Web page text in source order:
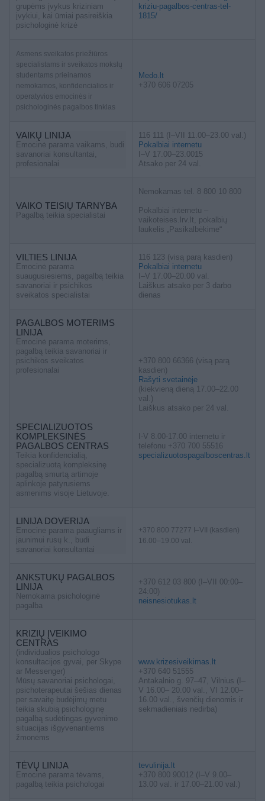
grupėms įvykus kriziniam
įvykiui, kai ūmiai pasireiškia
psichologinė krizė
kriziu-pagalbos-centras-tel-
1815/
Asmens sveikatos priežiūros
specialistams ir sveikatos mokslų
studentams prieinamos
nemokamos, konfidencialios ir
operatyvios emocinės ir
psichologinės pagalbos tinklas
Medo.lt
+370 606 07205
VAIKŲ LINIJA
Emocinė parama vaikams, budi
savanoriai konsultantai,
profesionalai
116 111 (I–VII 11.00–23.00 val.)
Pokalbiai internetu
I–V 17.00–23.0015
Atsako per 24 val.
VAIKO TEISIŲ TARNYBA
Pagalbą teikia specialistai
Nemokamas tel. 8 800 10 800
Pokalbiai internetu –
vaikoteises.lrv.lt, pokalbių
laukelis „Pasikalbėkime“
VILTIES LINIJA
Emocinė parama
suaugusiesiems, pagalbą teikia
savanoriai ir psichikos
sveikatos specialistai
116 123 (visą parą kasdien)
Pokalbiai internetu
I–V 17.00–20.00 val.
Laiškus atsako per 3 darbo
dienas
PAGALBOS MOTERIMS
LINIJA
Emocinė parama moterims,
pagalbą teikia savanoriai ir
psichikos sveikatos
profesionalai
SPECIALIZUOTOS
KOMPLEKSINĖS
PAGALBOS CENTRAS
Teikia konfidencialią,
specializuotą kompleksinę
pagalbą smurtą artimoje
aplinkoje patyrusiems
asmenims visoje Lietuvoje.
+370 800 66366 (visą parą
kasdien)
Rašyti svetainėje
(kiekvieną dieną 17.00–22.00
val.)
Laiškus atsako per 24 val.
I-V 8.00-17.00 internetu ir
telefonu +370 700 55516
specializuotospagalboscentras.lt
LINIJA DOVERIJA
Emocinė parama paaugliams ir
jaunimui rusų k., budi
savanoriai konsultantai
+370 800 77277 I–VII (kasdien)
16.00–19.00 val.
ANKSTUKŲ PAGALBOS
LINIJA
Nemokama psichologinė
pagalba
+370 612 03 800 (I–VII 00:00–
24:00)
neisnesiotukas.lt
KRIZIŲ ĮVEIKIMO
CENTRAS
(individualios psichologo
konsultacijos gyvai, per Skype
ar Messenger)
Mūsų savanoriai psichologai,
psichoterapeutai šešias dienas
per savaitę budėjimų metu
teikia skubią psichologinę
pagalbą sudėtingas gyvenimo
situacijas išgyvenantiems
žmonėms
www.krizesiveikimas.lt
+370 640 51555
Antakalnio g. 97–47, Vilnius (I–
V 16.00– 20.00 val., VI 12.00–
16.00 val., švenčių dienomis ir
sekmadieniais nedirba)
TĖVŲ LINIJA
Emocinė parama tėvams,
pagalbą teikia psichologai
tevulinija.lt
+370 800 90012 (I–V 9.00–
13.00 val. ir 17.00–21.00 val.)